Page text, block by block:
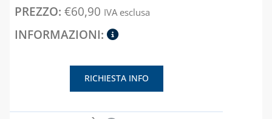
DISINCROSTANTI
E DETERGENTI
GUARNIZIONI
FASCETTE E
€60,90 IVA esclusa
RICHIESTA INFO